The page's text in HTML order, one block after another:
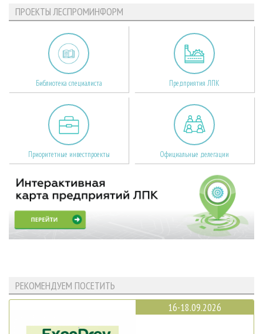
ПРОЕКТЫ ЛЕСПРОМИНФОРМ
Библиотека специалиста Предприятия ЛПК
Приоритетные инвестпроекты Официальные делегации
РЕКОМЕНДУЕМ ПОСЕТИТЬ
16-18.09.2026